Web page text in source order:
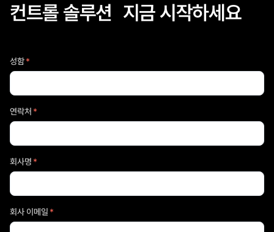
컨트롤 솔루션 지금 시작하세요
성함*
연락처 *
회사명 *
회사 이메일 *